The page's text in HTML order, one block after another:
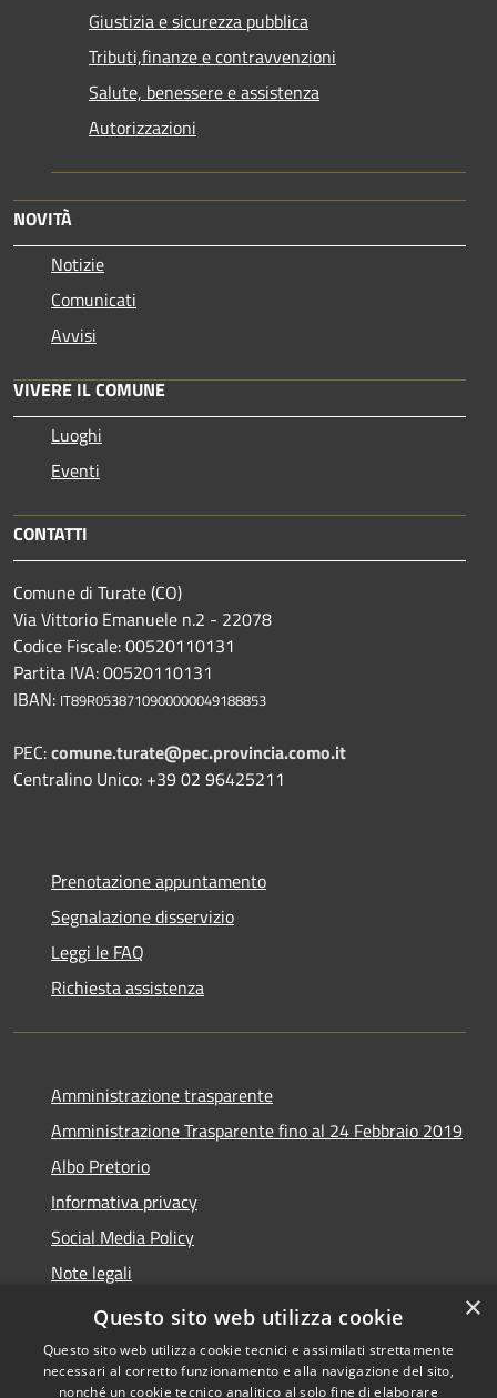
Giustizia e sicurezza pubblica
Tributi,finanze e contravvenzioni
Salute, benessere e assistenza
Autorizzazioni
NOVITÀ
Notizie
Comunicati
Avvisi
VIVERE IL COMUNE
Luoghi
Eventi
CONTATTI
Comune di Turate (CO)
Via Vittorio Emanuele n.2 - 22078
Codice Fiscale: 00520110131
Partita IVA: 00520110131
IBAN: IT89R0538710900000049188853
PEC:comune.turate@pec.provincia.como.it
Centralino Unico: +39 02 96425211
Prenotazione appuntamento
Segnalazione disservizio
Leggi le FAQ
Richiesta assistenza
Amministrazione trasparente
Amministrazione Trasparente fino al 24 Febbraio 2019
Albo Pretorio
Informativa privacy
Social Media Policy
Note legali
Dichiarazione di accessibilità
×
Questo sito web utilizza cookie
Questo sito web utilizza cookie tecnici e assimilati strettamente
necessari al corretto funzionamento e alla navigazione del sito,
nonché un cookie tecnico analitico al solo fine di elaborare